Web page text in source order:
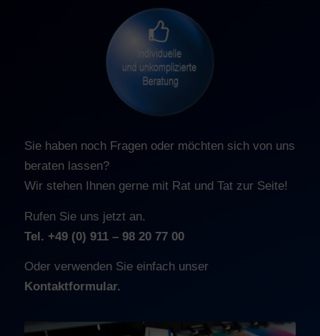
Sie haben noch Fragen oder möchten sich von uns
beraten lassen?
Wir stehen Ihnen gerne mit Rat und Tat zur Seite!
Rufen Sie uns jetzt an.
Tel. +49 (0) 911 – 98 20 77 00
Oder verwenden Sie einfach unser
Kontaktformular.